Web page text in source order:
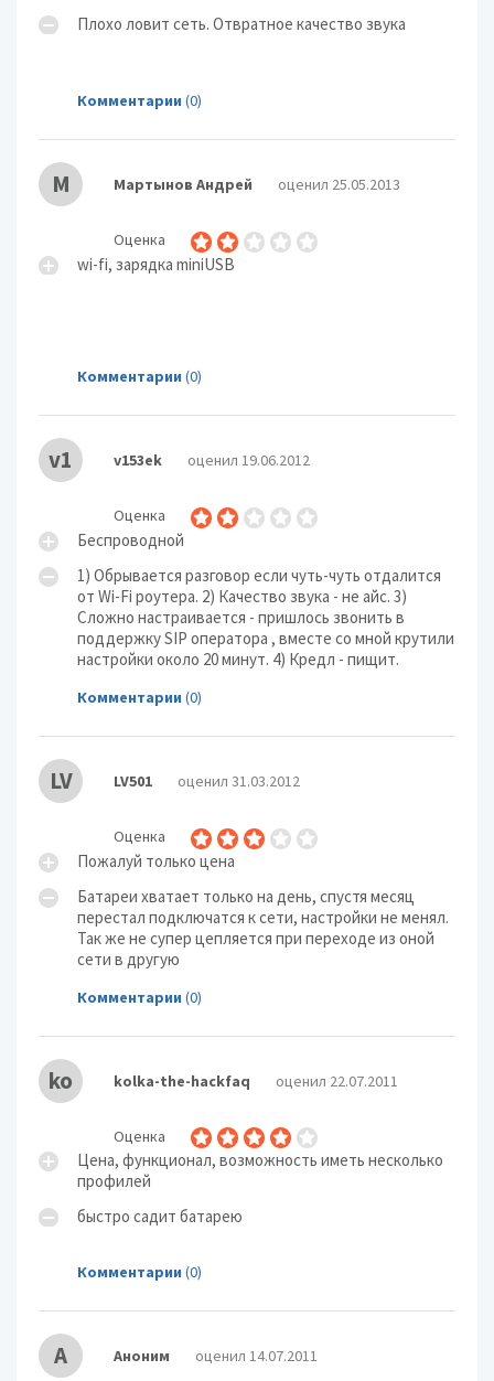
Плохо ловит сеть. Отвратное качество звука
Комментарии (0)
М Мартынов Андрей оценил 25.05.2013
Оценка
wi-fi, зарядка miniUSB
Комментарии (0)
v1 v153ek оценил 19.06.2012
Оценка
Беспроводной
1) Обрывается разговор если чуть-чуть отдалится
от Wi-Fi роутера. 2) Качество звука - не айс. 3)
Сложно настраивается - пришлось звонить в
поддержку SIP оператора , вместе со мной крутили
настройки около 20 минут. 4) Кредл - пищит.
Комментарии (0)
LV LV501 оценил 31.03.2012
Оценка
Пожалуй только цена
Батареи хватает только на день, спустя месяц
перестал подключатся к сети, настройки не менял.
Так же не супер цепляется при переходе из оной
сети в другую
Комментарии (0)
ko kolka-the-hackfaq оценил 22.07.2011
Оценка
Цена, функционал, возможность иметь несколько
профилей
быстро садит батарею
Комментарии (0)
А Аноним оценил 14.07.2011